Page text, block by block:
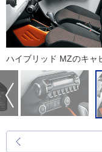
ハイブリッド MZのキャ